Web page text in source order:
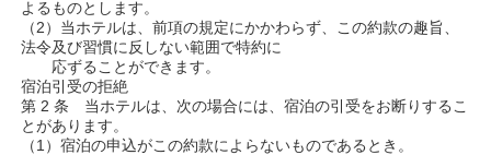
よるものとします。
（2）当ホテルは、前項の規定にかかわらず、この約款の趣旨、
法令及び習慣に反しない範囲で特約に
応ずることができます。
宿泊引受の拒絶
第 2 条 当ホテルは、次の場合には、宿泊の引受をお断りするこ
とがあります。
（1）宿泊の申込がこの約款によらないものであるとき。